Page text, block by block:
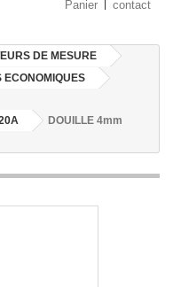
Panier contact
DE MESURE
ECONOMIQUES
DOUILLE 4mm